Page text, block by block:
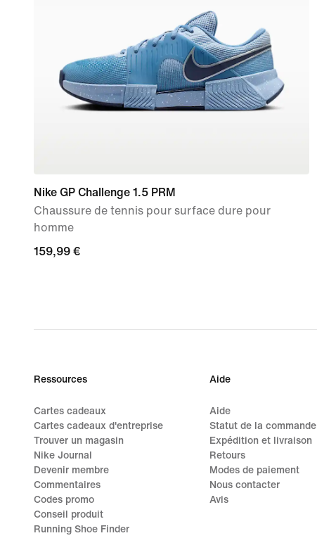
Nike GP Challenge 1.5 PRM
Chaussure de tennis pour surface dure pour
homme
159,99 €
159,99 €
Ressources
Cartes cadeaux
Cartes cadeaux d'entreprise
Trouver un magasin
Nike Journal
Devenir membre
Commentaires
Codes promo
Conseil produit
Running Shoe Finder
Aide
Aide
Statut de la commande
Expédition et livraison
Retours
Modes de paiement
Nous contacter
Avis